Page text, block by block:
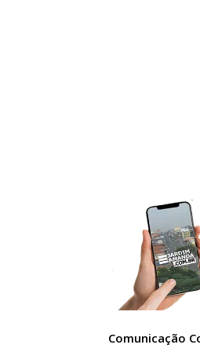
Comunicação